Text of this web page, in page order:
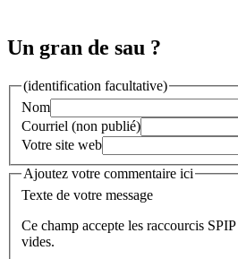
Un gran de sau ?
(identification facultative)
Nom
Courriel (non publié)
Votre site web
Ajoutez votre commentaire ici
Texte de votre message
Ce champ accepte les raccourcis SPIP
vides.